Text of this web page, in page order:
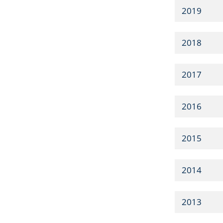
2019
2018
2017
2016
2015
2014
2013